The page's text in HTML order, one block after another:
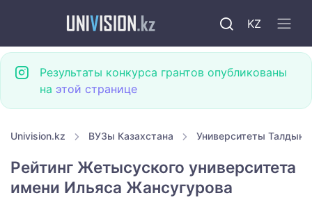
KZ
Результаты конкурса грантов опубликованы
на этой странице
Univision.kz ВУЗы Казахстана Университеты
Рейтинг Жетысуского университета
имени Ильяса Жансугурова